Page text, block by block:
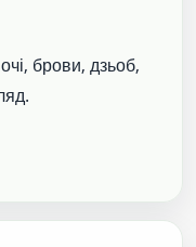
брови, дзьоб,